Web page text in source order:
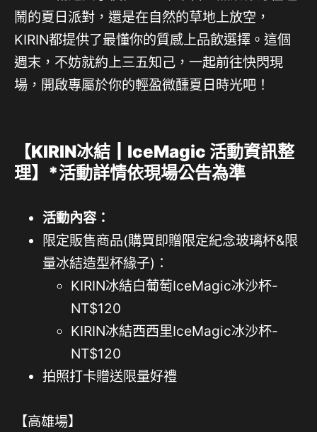
鬧的夏日派對，還是在自然的草地上放空，
KIRIN都提供了最懂你的質感上品飲選擇。這個
週末，不妨就約上三五知己，一起前往快閃現
場，開啟專屬於你的輕盈微醺夏日時光吧！
【KIRIN冰結┃IceMagic 活動資訊整
理】*活動詳情依現場公告為準
活動內容：
限定販售商品(購買即贈限定紀念玻璃杯&限
量冰結造型杯緣子)：
KIRIN冰結白葡萄IceMagic冰沙杯-
NT$120
KIRIN冰結西西里IceMagic冰沙杯-
NT$120
拍照打卡贈送限量好禮
【高雄場】